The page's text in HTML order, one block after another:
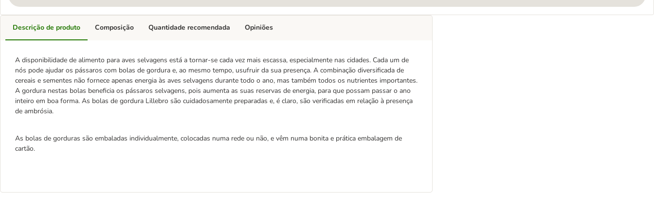
Descrição de produto
A disponibilidade de alimento para aves selvagens está a tornar-se cada vez mais escassa, especialmente nas cidades. Cada um de
nós pode ajudar os pássaros com bolas de gordura e, ao mesmo tempo, usufruir da sua presença. A combinação diversificada de
cereais e sementes não fornece apenas energia às aves selvagens durante todo o ano, mas também todos os nutrientes importantes.
A gordura nestas bolas beneficia os pássaros selvagens, pois aumenta as suas reservas de energia, para que possam passar o ano
inteiro em boa forma. As bolas de gordura Lillebro são cuidadosamente preparadas e, é claro, são verificadas em relação à presença
de ambrósia.
As bolas de gorduras são embaladas individualmente, colocadas numa rede ou não, e vêm numa bonita e prática embalagem de
cartão.
Composição Quantidade recomendada Opiniões